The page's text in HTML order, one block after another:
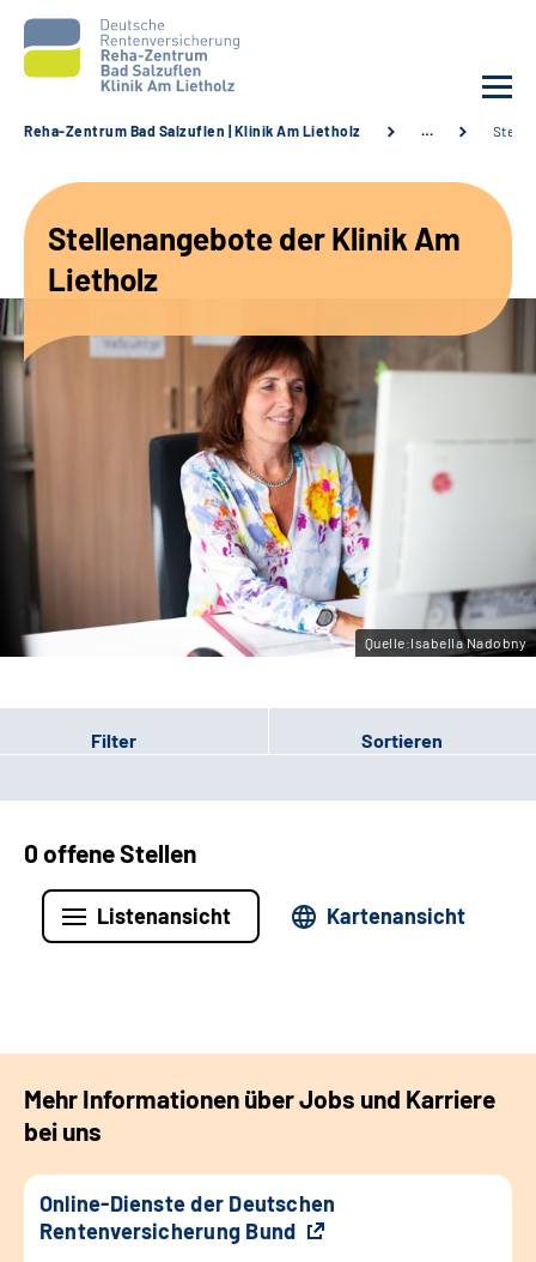
Unsere Angebote
Karriere
Sozialdienste & Zuweisende
Leichte Sprache
Gebärdensprache
Reha-Zentrum Bad Salzuflen | Klinik Am Lietholz …
Stellenangebote der Klinik Am
Lietholz
Quelle:Isabella Nadobny
Filter Sortieren
0 offene Stellen
Listenansicht Kartenansicht
Mehr Informationen über Jobs und Karriere
bei uns
Online-Dienste der Deutschen
Rentenversicherung Bund